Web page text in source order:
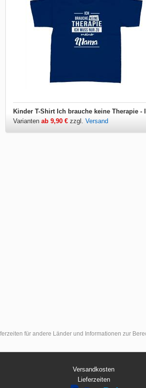
Varianten ab 9,90 €zzgl. Versand
für andere Länder und Informationen zur
Versandkosten
Lieferzeiten